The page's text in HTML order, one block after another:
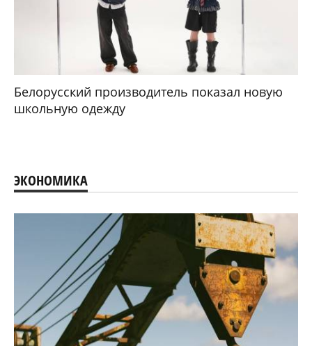
Белорусский производитель показал новую
школьную одежду
ЭКОНОМИКА